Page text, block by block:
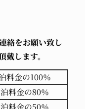
絡をお願い致し
します。
料金の100％
料金の80％